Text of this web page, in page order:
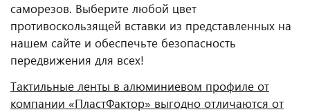
саморезов. Выберите любой цвет
противоскользящей вставки из представленных на
нашем сайте и обеспечьте безопасность
передвижения для всех!
Тактильные ленты в алюминиевом профиле от
компании «ПластФактор» выгодно отличаются от